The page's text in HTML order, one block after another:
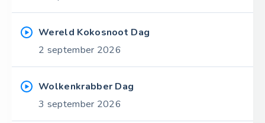
Wereld Kokosnoot Dag
2 september 2026
Wolkenkrabber Dag
3 september 2026